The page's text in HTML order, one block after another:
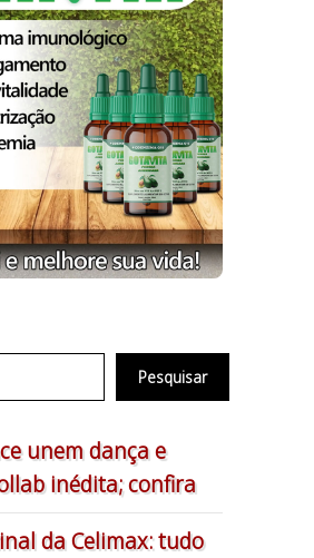
Pesquisar
unem dança e
inédita; confira
da Celimax: tudo